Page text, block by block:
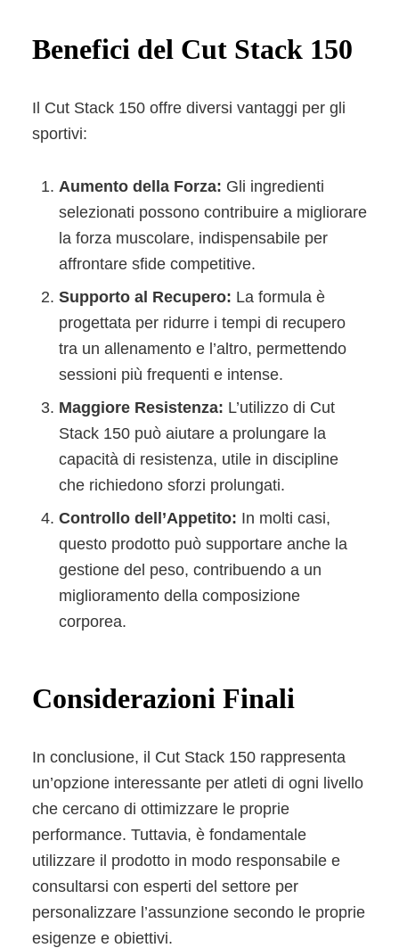
Benefici del Cut Stack 150
Il Cut Stack 150 offre diversi vantaggi per gli
sportivi:
Aumento della Forza: Gli ingredienti
selezionati possono contribuire a migliorare
la forza muscolare, indispensabile per
affrontare sfide competitive.
Supporto al Recupero: La formula è
progettata per ridurre i tempi di recupero
tra un allenamento e l’altro, permettendo
sessioni più frequenti e intense.
Maggiore Resistenza: L’utilizzo di Cut
Stack 150 può aiutare a prolungare la
capacità di resistenza, utile in discipline
che richiedono sforzi prolungati.
Controllo dell’Appetito: In molti casi,
questo prodotto può supportare anche la
gestione del peso, contribuendo a un
miglioramento della composizione
corporea.
Considerazioni Finali
In conclusione, il Cut Stack 150 rappresenta
un’opzione interessante per atleti di ogni livello
che cercano di ottimizzare le proprie
performance. Tuttavia, è fondamentale
utilizzare il prodotto in modo responsabile e
consultarsi con esperti del settore per
personalizzare l’assunzione secondo le proprie
esigenze e obiettivi.